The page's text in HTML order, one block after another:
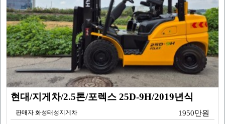
현대/지게차/2.5톤/포렉스 25D-9H/2019년식
판매자 화성태성지게차 1950만원